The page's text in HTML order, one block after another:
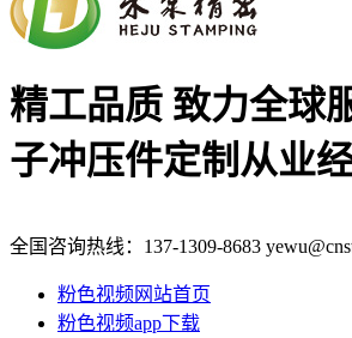
精工品质 致力全球
子冲压件定制从业
全国咨询热线： 137-1309-8683
粉色视频网站首页
粉色视频app下载